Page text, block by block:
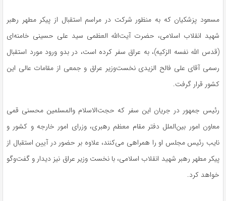
مسعود پزشکیان که به منظور شرکت در مراسم استقبال از پیکر مطهر رهبر
شهید انقلاب اسلامی، حضرت آیت‌الله العظمی سید علی حسینی خامنه‌ای
(قدس الله نفسه الزکیه)، به عراق سفر کرده است، در بدو ورود مورد استقبال
رسمی آقای علی فالح الزیدی نخست‌وزیر عراق و جمعی از مقامات عالی این
کشور قرار گرفت.
رئیس جمهور در جریان این سفر که حجت‌الاسلام والمسلمین محسنی قمی
معاون امور بین‌الملل دفتر مقام معظم رهبری، وزرای امور خارجه و کشور و
نایب رئیس مجلس او را همراهی می‌کنند، علاوه بر حضور در آیین استقبال از
پیکر مطهر رهبر شهید انقلاب اسلامی، با نخست وزیر عراق نیز دیدار و گفت‌و‌گو
خواهد کرد.